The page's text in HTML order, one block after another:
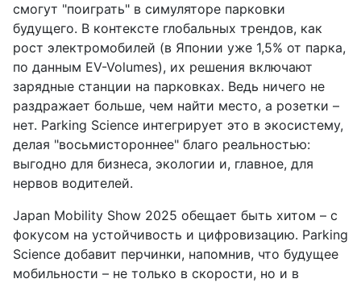
смогут "поиграть" в симуляторе парковки
будущего. В контексте глобальных трендов, как
рост электромобилей (в Японии уже 1,5% от парка,
по данным EV-Volumes), их решения включают
зарядные станции на парковках. Ведь ничего не
раздражает больше, чем найти место, а розетки –
нет. Parking Science интегрирует это в экосистему,
делая "восьмистороннее" благо реальностью:
выгодно для бизнеса, экологии и, главное, для
нервов водителей.
Japan Mobility Show 2025 обещает быть хитом – с
фокусом на устойчивость и цифровизацию. Parking
Science добавит перчинки, напомнив, что будущее
мобильности – не только в скорости, но и в